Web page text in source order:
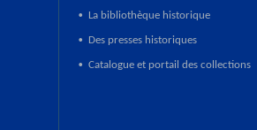
• La bibliothèque historique
• Des presses historiques
• Catalogue et portail des collections